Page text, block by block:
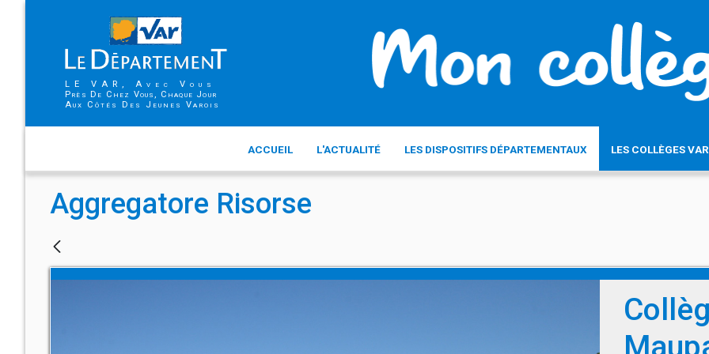
LE VAR, Avec Vous
Près De Chez Vous, Chaque Jour
Aux Côtés Des Jeunes Varois
ACCUEIL L'ACTUALITÉ LES DISPOSITIFS DÉPARTEMENTAUX LES COLLÈGES
Aggregatore Risorse